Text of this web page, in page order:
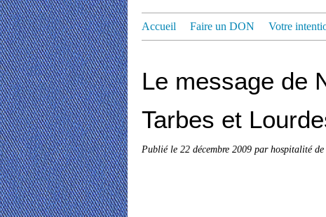
Accueil Faire un DON Votre
Le message de
Tarbes et
Publié le 22 décembre 2009 par hospitalité de